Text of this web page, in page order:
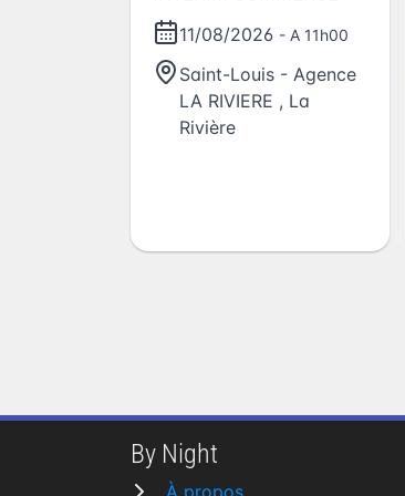
11/08/2026 - A 11h00
Saint-Louis - Agence
LA RIVIERE , La
Rivière
By Night
À propos